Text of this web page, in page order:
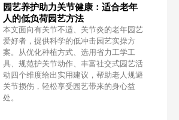
园艺养护助力关节健康：适合老年
人的低负荷园艺方法
本文面向有关节不适、关节炎的老年园艺
爱好者，提供科学的低冲击园艺实操方
案。从优化种植方式、选用省力工学工
具、规范护关节动作、丰富社交式园艺活
动四个维度给出实用建议，帮助老人规避
关节损伤，轻松享受园艺带来的身心益
处。